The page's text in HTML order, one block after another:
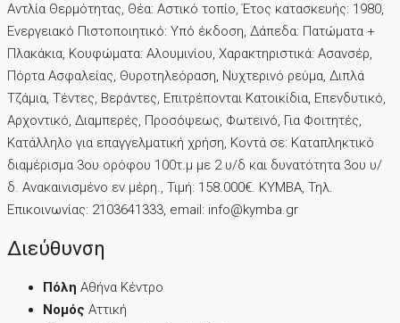
Αντλία Θερμότητας, Θέα: Αστικό τοπίο, Έτος κατασκευής: 1980,
Ενεργειακό Πιστοποιητικό: Υπό έκδοση, Δάπεδα: Πατώματα +
Πλακάκια, Kουφώματα: Αλουμινίου, Χαρακτηριστικά: Ασανσέρ,
Πόρτα Ασφαλείας, Θυροτηλεόραση, Νυχτερινό ρεύμα, Διπλά
Τζάμια, Τέντες, Βεράντες, Επιτρέπονται Κατοικίδια, Επενδυτικό,
Αρχοντικό, Διαμπερές, Προσόψεως, Φωτεινό, Για Φοιτητές,
Κατάλληλο για επαγγελματική χρήση, Κοντά σε: Καταπληκτικό
διαμέρισμα 3ου ορόφου 100τ.μ με 2 υ/δ και δυνατότητα 3ου υ/
δ. Ανακαινισμένο εν μέρη., Τιμή: 158.000€. KYMBA, Τηλ.
Επικοινωνίας: 2103641333, email: info@kymba.gr
Διεύθυνση
Πόλη Αθήνα Κέντρο
Νομός Αττική